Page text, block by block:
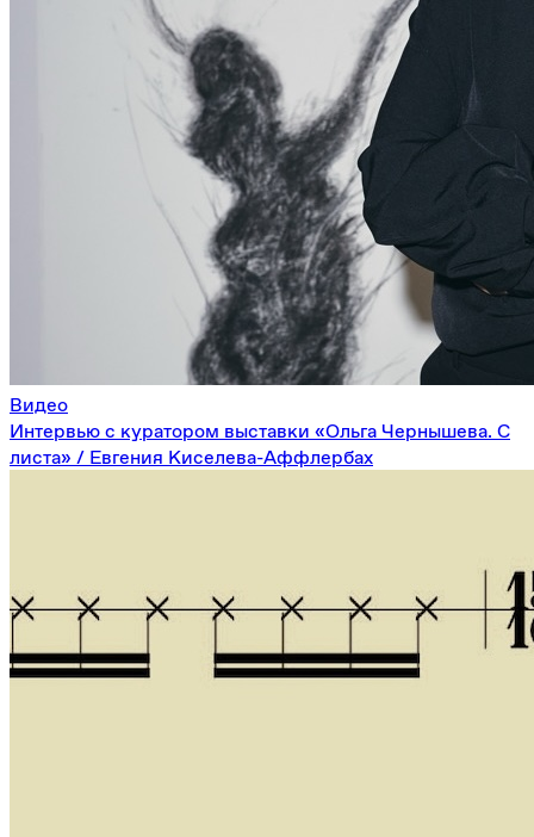
Видео
Интервью с куратором выставки «Ольга Чернышева. С
листа» / Евгения Киселева-Аффлербах